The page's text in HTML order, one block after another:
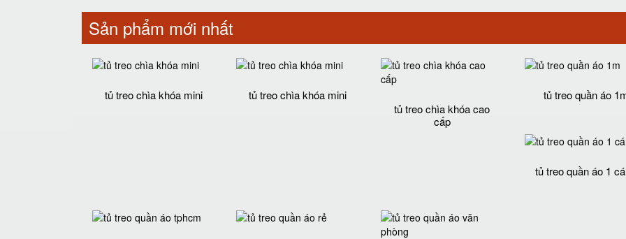
Sản phẩm mới nhất
tủ treo chìa khóa mini
tủ treo chìa khóa mini
tủ treo chìa khóa cao
cấp
tủ treo quần áo
tủ treo quần áo 1